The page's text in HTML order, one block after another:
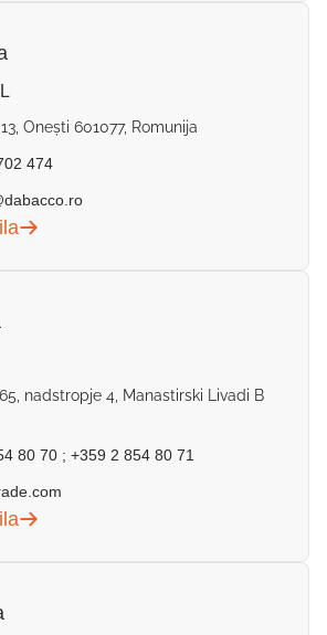
Onești 601077, Romunija
474
nadstropje 4, Manastirski Livadi B
80 70 ; +359 2 854 80 71